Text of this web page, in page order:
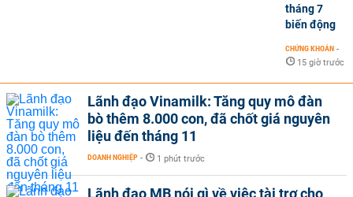
tháng 7
biến động
CHỨNG KHOÁN -
15 giờ trước
Lãnh đạo Vinamilk: Tăng quy mô đàn
bò thêm 8.000 con, đã chốt giá nguyên
liệu đến tháng 11
DOANH NGHIỆP - 1 phút trước
Lãnh đạo MB nói gì về việc tài trợ cho